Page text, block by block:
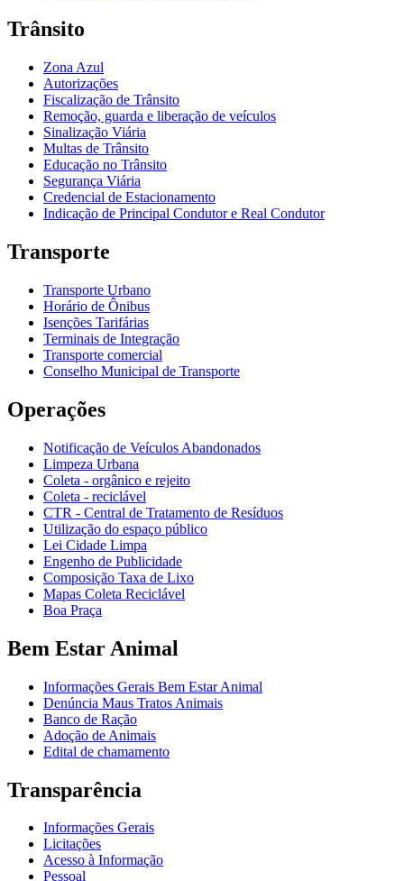
Trânsito
Zona Azul
Autorizações
Fiscalização de Trânsito
Remoção, guarda e liberação de veículos
Sinalização Viária
Multas de Trânsito
Educação no Trânsito
Segurança Viária
Credencial de Estacionamento
Indicação de Principal Condutor e Real Condutor
Transporte
Transporte Urbano
Horário de Ônibus
Isenções Tarifárias
Terminais de Integração
Transporte comercial
Conselho Municipal de Transporte
Operações
Notificação de Veículos Abandonados
Limpeza Urbana
Coleta - orgânico e rejeito
Coleta - reciclável
CTR - Central de Tratamento de Resíduos
Utilização do espaço público
Lei Cidade Limpa
Engenho de Publicidade
Composição Taxa de Lixo
Mapas Coleta Reciclável
Boa Praça
Bem Estar Animal
Informações Gerais Bem Estar Animal
Denúncia Maus Tratos Animais
Banco de Ração
Adoção de Animais
Edital de chamamento
Transparência
Informações Gerais
Licitações
Acesso à Informação
Pessoal